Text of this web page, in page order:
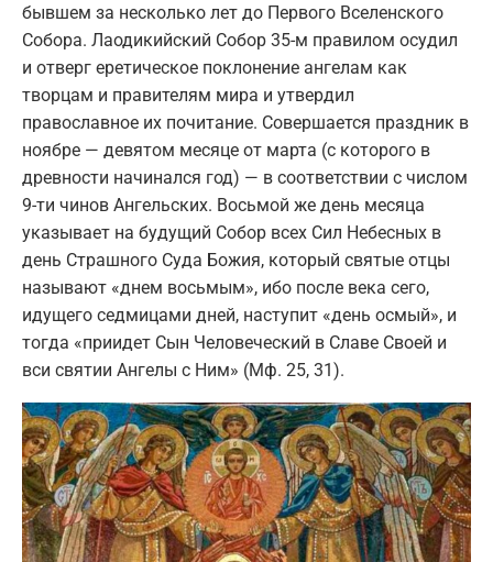
бывшем за несколько лет до Первого Вселенского
Собора. Лаодикийский Собор 35-м правилом осудил
и отверг еретическое поклонение ангелам как
творцам и правителям мира и утвердил
православное их почитание. Совершается праздник в
ноябре — девятом месяце от марта (с которого в
древности начинался год) — в соответствии с числом
9-ти чинов Ангельских. Восьмой же день месяца
указывает на будущий Собор всех Сил Небесных в
день Страшного Суда Божия, который святые отцы
называют «днем восьмым», ибо после века сего,
идущего седмицами дней, наступит «день осмый», и
тогда «приидет Сын Человеческий в Славе Своей и
вси святии Ангелы с Ним» (Мф. 25, 31).